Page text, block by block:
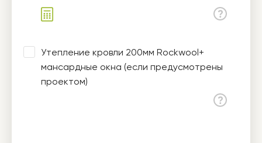
Утепление кровли 200мм Rockwool+
мансардные окна (если предусмотрены
проектом)